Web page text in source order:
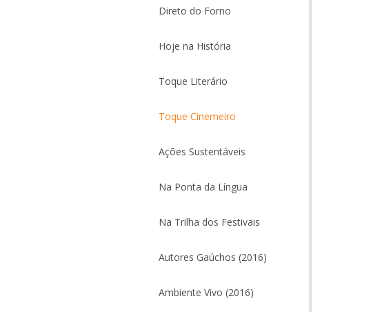
Direto do Forno
Hoje na História
Toque Literário
Toque Cinemeiro
Ações Sustentáveis
Na Ponta da Língua
Na Trilha dos Festivais
Autores Gaúchos (2016)
Ambiente Vivo (2016)